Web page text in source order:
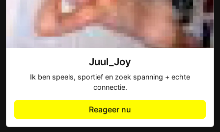
Juul_Joy
Ik ben speels, sportief en zoek spanning + echte
connectie.
Reageer nu